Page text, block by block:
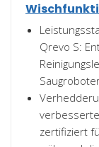
Qrevo S:
zertifiziert